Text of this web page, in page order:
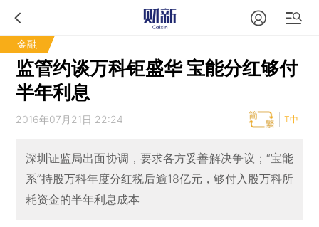
金融
监管约谈万科钜盛华 宝能分红够付
半年利息
2016年07月21日 22:24 T中
深圳证监局出面协调，要求各方妥善解决争议；“宝能
系”持股万科年度分红税后逾18亿元，够付入股万科所
耗资金的半年利息成本